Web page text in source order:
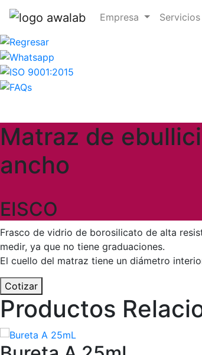
Empresa Servicios
Matraz de
ancho
EISCO
Frasco de vidrio de borosilicato de alta
medir, ya que no tiene graduaciones.
El cuello del matraz tiene un diámetro
Cotizar
Productos